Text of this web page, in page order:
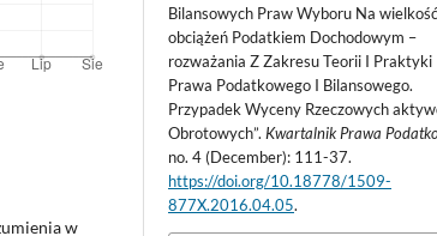
w
Bilansowych Praw Wyboru Na wielkość
obciążeń Podatkiem Dochodowym –
rozważania Z Zakresu Teorii I Praktyki
Prawa Podatkowego I Bilansowego.
Przypadek Wyceny Rzeczowych
Obrotowych”. Kwartalnik Prawa
no. 4 (December): 111-37.
https://doi.org/10.18778/1509-
877X.2016.04.05.